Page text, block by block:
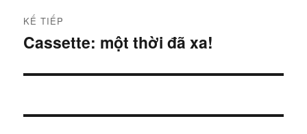
viết
KẾ TIẾP
Bài
Cassette: một thời đã xa!